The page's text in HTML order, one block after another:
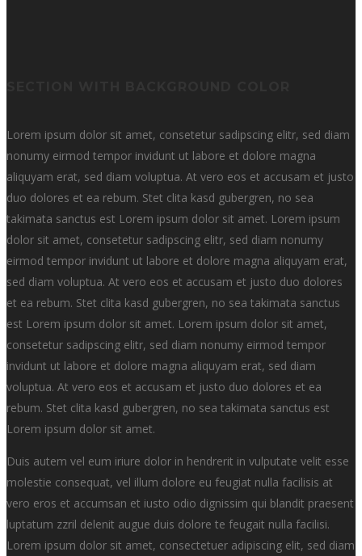
Lorem ipsum dolor sit amet, consetetur sadipscing elitr, sed diam
nonumy eirmod tempor invidunt ut labore et dolore magna
aliquyam erat, sed diam voluptua. At vero eos et accusam et justo
duo dolores et ea rebum. Stet clita kasd gubergren, no sea
takimata sanctus est Lorem ipsum dolor sit amet. Lorem ipsum
dolor sit amet, consetetur sadipscing elitr, sed diam nonumy
eirmod tempor invidunt ut labore et dolore magna aliquyam erat,
sed diam voluptua. At vero eos et accusam et justo duo dolores
et ea rebum. Stet clita kasd gubergren, no sea takimata sanctus
est Lorem ipsum dolor sit amet. Lorem ipsum dolor sit amet,
consetetur sadipscing elitr, sed diam nonumy eirmod tempor
invidunt ut labore et dolore magna aliquyam erat, sed diam
voluptua. At vero eos et accusam et justo duo dolores et ea
rebum. Stet clita kasd gubergren, no sea takimata sanctus est
Lorem ipsum dolor sit amet.
Duis autem vel eum iriure dolor in hendrerit in vulputate velit esse
molestie consequat, vel illum dolore eu feugiat nulla facilisis at
vero eros et accumsan et iusto odio dignissim qui blandit praesent
luptatum zzril delenit augue duis dolore te feugait nulla facilisi.
Lorem ipsum dolor sit amet, consectetuer adipiscing elit, sed diam